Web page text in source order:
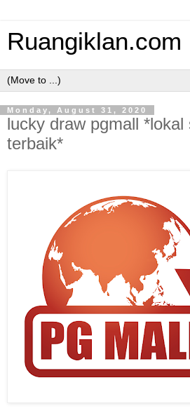
Ruangiklan.com
Monday, August 31, 2020
lucky draw pgmall *lokal
terbaik*